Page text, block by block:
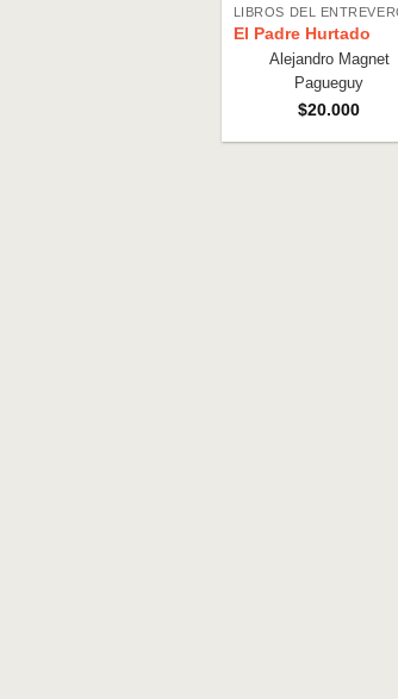
LIBROS DEL
El Padre Hurtado
Alejandro Magnet
Pagueguy
$20.000